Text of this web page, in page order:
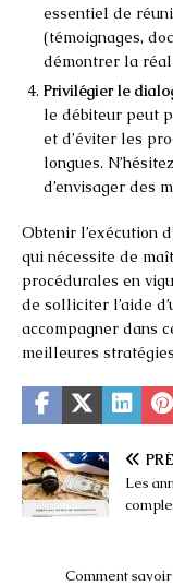
essentiel de
(témoignages,
démontrer la
Privilégier le
le débiteur peut
et d’éviter les
longues.
d’envisager des
Obtenir l’exécution
qui nécessite de
procédurales en
de solliciter l’aide
accompagner dans
meilleures
Les
Comment